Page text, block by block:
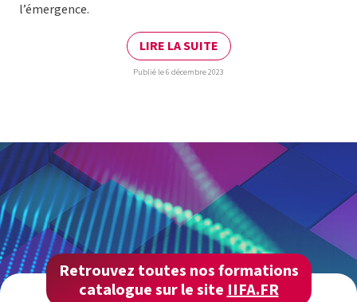
l’émergence.
LIRE LA SUITE
Publié le 6 décembre 2023
Retrouvez toutes nos formations
catalogue sur le site IIFA.FR